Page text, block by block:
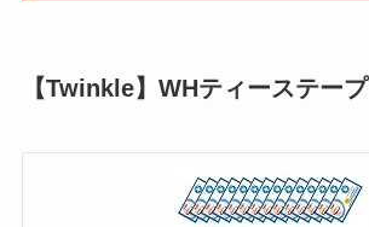
【Twinkle】WHティーステープ